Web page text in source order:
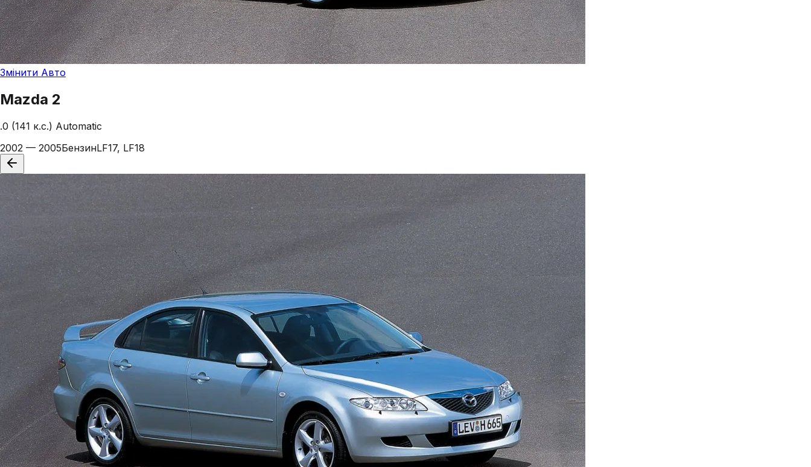
Змінити Авто
Mazda 2
.0 (141 к.с.) Automatic
2002 — 2005БензинLF17, LF18